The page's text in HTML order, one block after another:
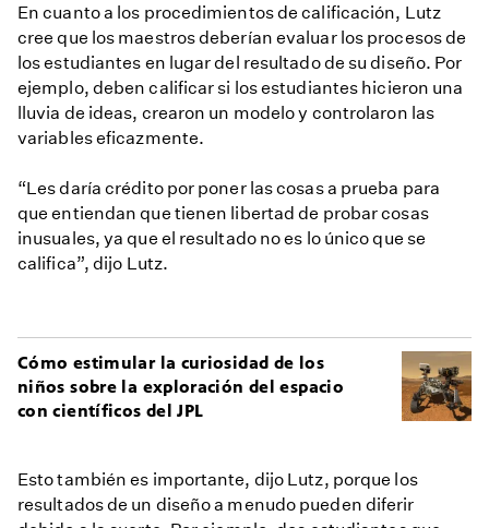
En cuanto a los procedimientos de calificación, Lutz
cree que los maestros deberían evaluar los procesos de
los estudiantes en lugar del resultado de su diseño. Por
ejemplo, deben calificar si los estudiantes hicieron una
lluvia de ideas, crearon un modelo y controlaron las
variables eficazmente.
“Les daría crédito por poner las cosas a prueba para
que entiendan que tienen libertad de probar cosas
inusuales, ya que el resultado no es lo único que se
califica”, dijo Lutz.
Cómo estimular la curiosidad de los
niños sobre la exploración del espacio
con científicos del JPL
Esto también es importante, dijo Lutz, porque los
resultados de un diseño a menudo pueden diferir